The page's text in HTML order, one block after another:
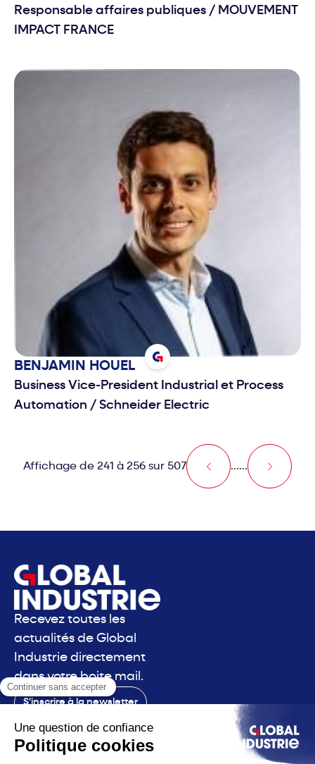
Responsable affaires publiques / MOUVEMENT
IMPACT FRANCE
BENJAMIN HOUEL
Business Vice-President Industrial et Process
Automation / Schneider Electric
Affichage de 241 à 256 sur 507 ......
Recevez toutes les
actualités de Global
Industrie directement
dans votre boite mail.
S'inscrire à la newsletter